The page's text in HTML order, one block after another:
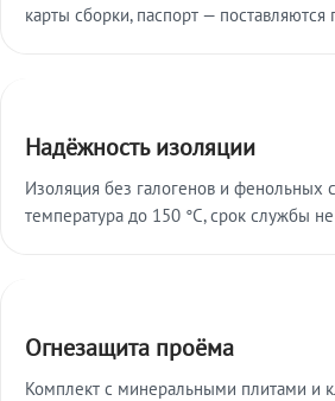
карты сборки, паспорт — поставляются
Надёжность изоляции
Изоляция без галогенов и фенольных
температура до 150 °C, срок службы
Огнезащита проёма
Комплект с минеральными плитами и